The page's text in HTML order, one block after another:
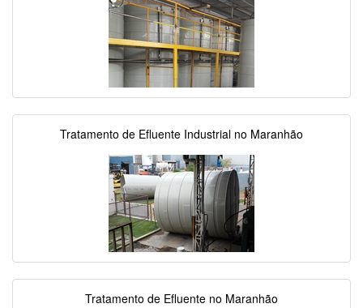
Tratamento de Efluente Industrial no Maranhão
Tratamento de Efluente no Maranhão